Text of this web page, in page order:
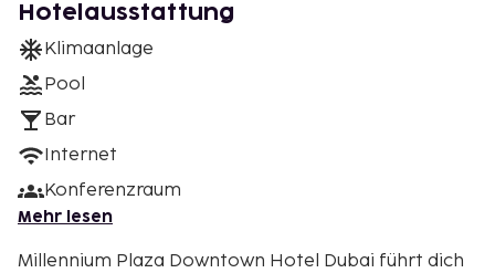
Hotelausstattung
Klimaanlage
Pool
Bar
Internet
Konferenzraum
Mehr lesen
Millennium Plaza Downtown Hotel Dubai führt dich